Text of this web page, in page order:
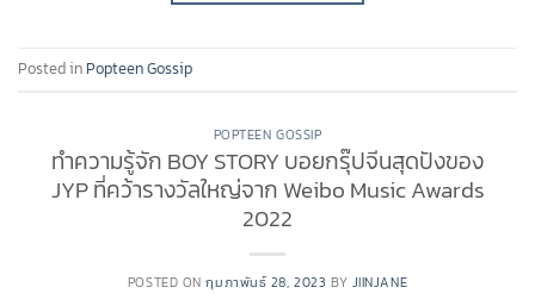
Posted in Popteen Gossip
POPTEEN GOSSIP
ทำความรู้จัก BOY STORY บอยกรุ๊ปจีนสุดปังของ
JYP ที่คว้ารางวัลใหญ่จาก Weibo Music Awards
2022
POSTED ONกุมภาพันธ์ 28, 2023 BY JIINJANE